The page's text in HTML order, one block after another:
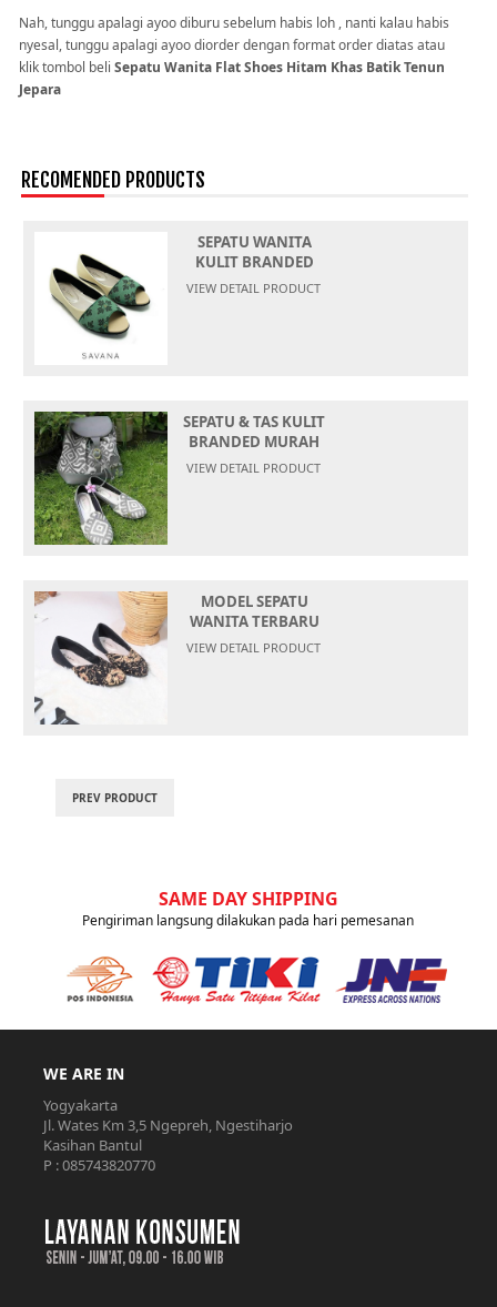
Nah, tunggu apalagi ayoo diburu sebelum habis loh , nanti kalau habis
nyesal, tunggu apalagi ayoo diorder dengan format order diatas atau
klik tombol beliSepatu Wanita Flat Shoes Hitam Khas Batik Tenun
Jepara
RECOMENDED PRODUCTS
SEPATU WANITA
KULIT BRANDED
MURAH T
VIEW DETAIL PRODUCT
SEPATU & TAS KULIT
BRANDED MURAH
TE
VIEW DETAIL PRODUCT
MODEL SEPATU
WANITA TERBARU
ONLINE
VIEW DETAIL PRODUCT
PREV PRODUCT
SAME DAY SHIPPING
Pengiriman langsung dilakukan pada hari pemesanan
WE ARE IN
Yogyakarta
Jl. Wates Km 3,5 Ngepreh, Ngestiharjo
Kasihan Bantul
P : 085743820770